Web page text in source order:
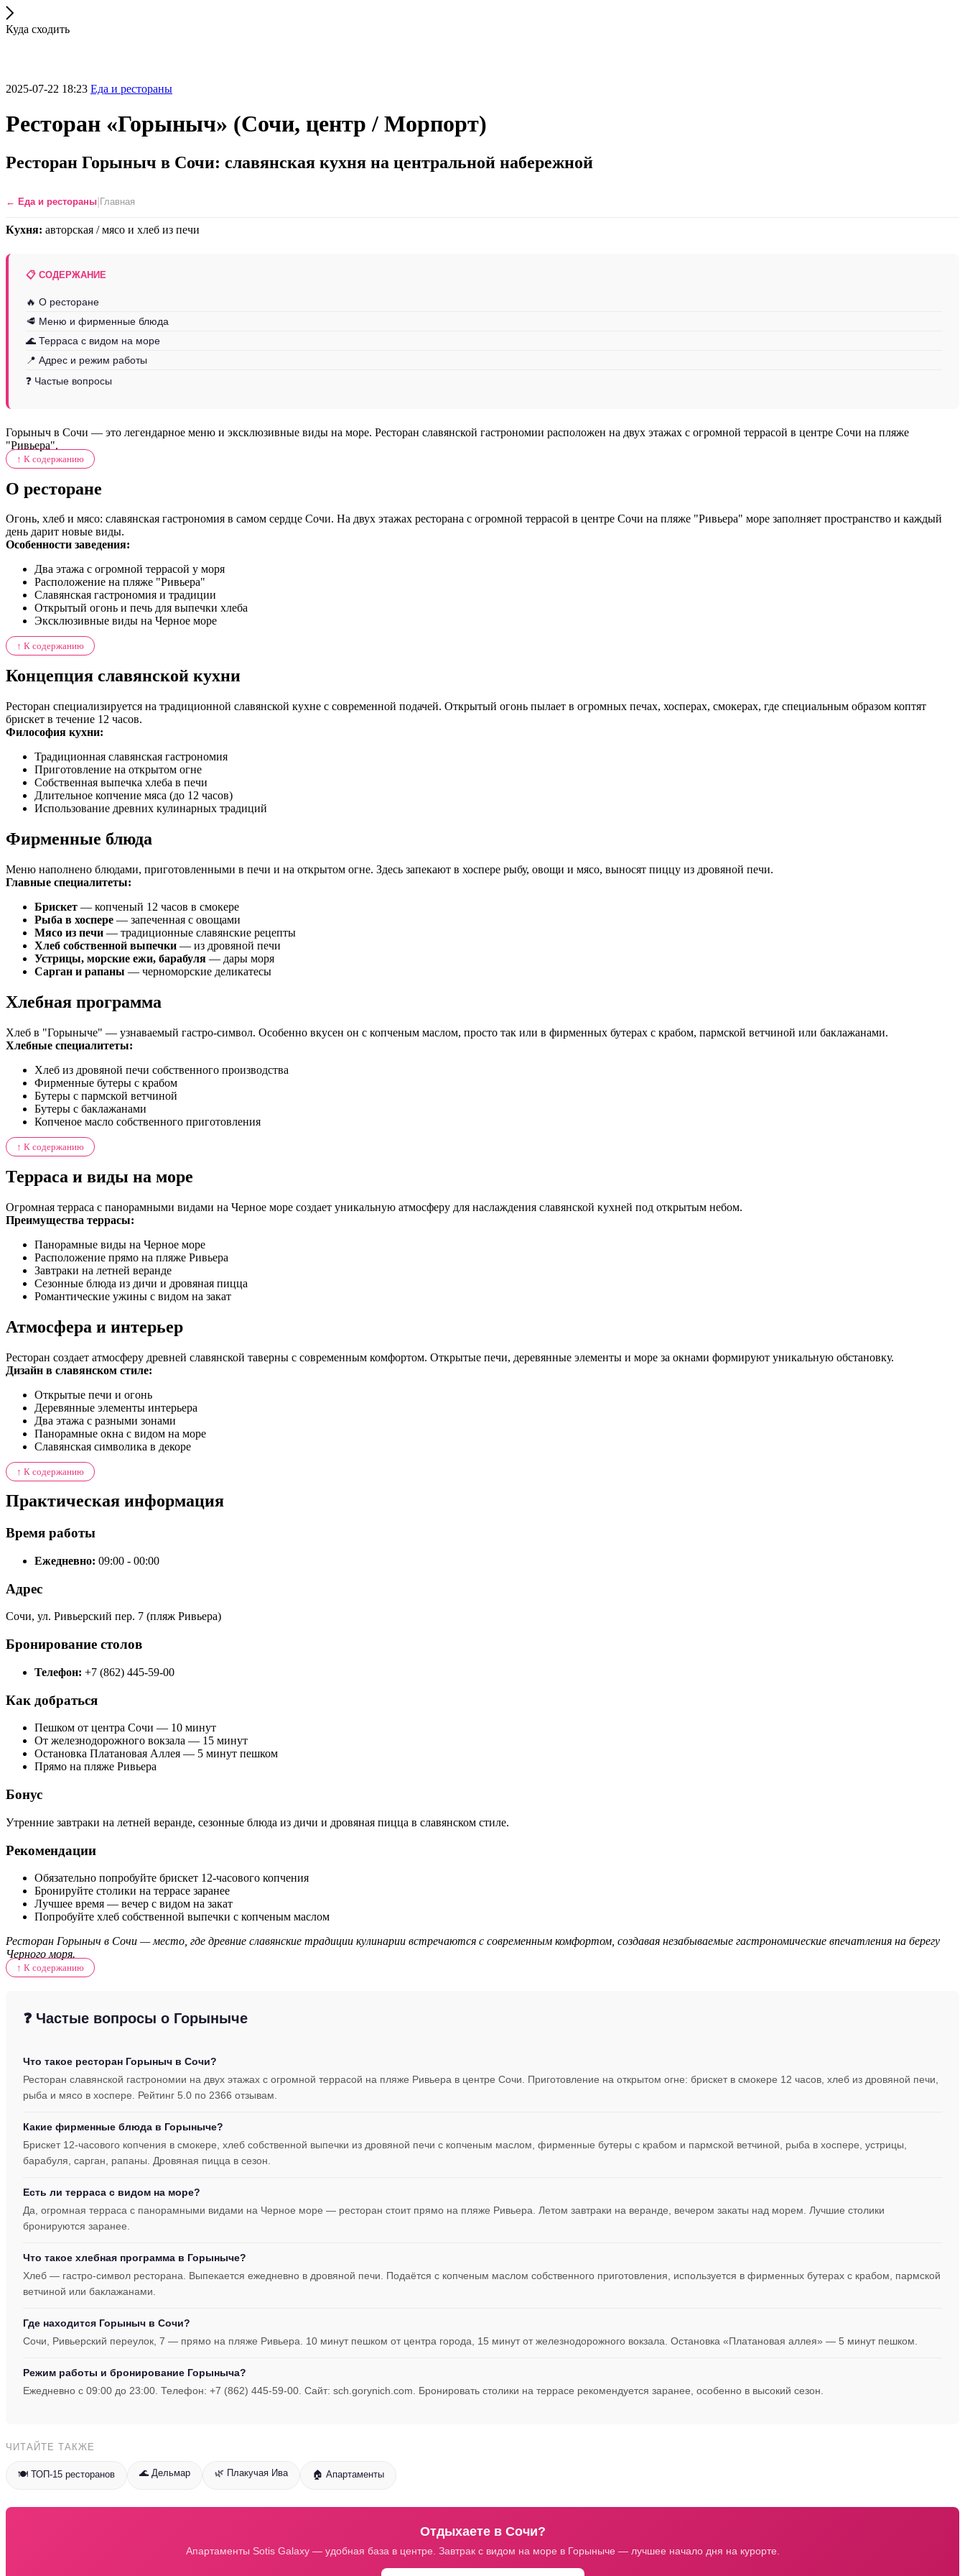
Куда сходить
2025-07-22 18:23 Еда и рестораны
Ресторан «Горыныч» (Сочи, центр / Морпорт)
Ресторан Горыныч в Сочи: славянская кухня на центральной набережной
← Еда и рестораны Главная
Кухня: авторская / мясо и хлеб из печи
📋 СОДЕРЖАНИЕ
🔥 О ресторане
🥩 Меню и фирменные блюда
🌊 Терраса с видом на море
📍 Адрес и режим работы
❓ Частые вопросы
Горыныч в Сочи — это легендарное меню и эксклюзивные виды на море. Ресторан славянской гастрономии расположен на двух этажах с огромной террасой в центре Сочи на пляже
"Ривьера".
↑ К содержанию
О ресторане
Огонь, хлеб и мясо: славянская гастрономия в самом сердце Сочи. На двух этажах ресторана с огромной террасой в центре Сочи на пляже "Ривьера" море заполняет пространство и каждый
день дарит новые виды.
Особенности заведения:
Два этажа с огромной террасой у моря
Расположение на пляже "Ривьера"
Славянская гастрономия и традиции
Открытый огонь и печь для выпечки хлеба
Эксклюзивные виды на Черное море
↑ К содержанию
Концепция славянской кухни
Ресторан специализируется на традиционной славянской кухне с современной подачей. Открытый огонь пылает в огромных печах, хосперах, смокерах, где специальным образом коптят
брискет в течение 12 часов.
Философия кухни:
Традиционная славянская гастрономия
Приготовление на открытом огне
Собственная выпечка хлеба в печи
Длительное копчение мяса (до 12 часов)
Использование древних кулинарных традиций
Фирменные блюда
Меню наполнено блюдами, приготовленными в печи и на открытом огне. Здесь запекают в хоспере рыбу, овощи и мясо, выносят пиццу из дровяной печи.
Главные специалитеты:
Брискет — копченый 12 часов в смокере
Рыба в хоспере — запеченная с овощами
Мясо из печи — традиционные славянские рецепты
Хлеб собственной выпечки — из дровяной печи
Устрицы, морские ежи, барабуля — дары моря
Сарган и рапаны — черноморские деликатесы
Хлебная программа
Хлеб в "Горыныче" — узнаваемый гастро-символ. Особенно вкусен он с копченым маслом, просто так или в фирменных бутерах с крабом, пармской ветчиной или баклажанами.
Хлебные специалитеты:
Хлеб из дровяной печи собственного производства
Фирменные бутеры с крабом
Бутеры с пармской ветчиной
Бутеры с баклажанами
Копченое масло собственного приготовления
↑ К содержанию
Терраса и виды на море
Огромная терраса с панорамными видами на Черное море создает уникальную атмосферу для наслаждения славянской кухней под открытым небом.
Преимущества террасы:
Панорамные виды на Черное море
Расположение прямо на пляже Ривьера
Завтраки на летней веранде
Сезонные блюда из дичи и дровяная пицца
Романтические ужины с видом на закат
Атмосфера и интерьер
Ресторан создает атмосферу древней славянской таверны с современным комфортом. Открытые печи, деревянные элементы и море за окнами формируют уникальную обстановку.
Дизайн в славянском стиле:
Открытые печи и огонь
Деревянные элементы интерьера
Два этажа с разными зонами
Панорамные окна с видом на море
Славянская символика в декоре
↑ К содержанию
Практическая информация
Время работы
Ежедневно: 09:00 - 00:00
Адрес
Сочи, ул. Ривьерский пер. 7 (пляж Ривьера)
Бронирование столов
Телефон: +7 (862) 445-59-00
Как добраться
Пешком от центра Сочи — 10 минут
От железнодорожного вокзала — 15 минут
Остановка Платановая Аллея — 5 минут пешком
Прямо на пляже Ривьера
Бонус
Утренние завтраки на летней веранде, сезонные блюда из дичи и дровяная пицца в славянском стиле.
Рекомендации
Обязательно попробуйте брискет 12-часового копчения
Бронируйте столики на террасе заранее
Лучшее время — вечер с видом на закат
Попробуйте хлеб собственной выпечки с копченым маслом
Ресторан Горыныч в Сочи — место, где древние славянские традиции кулинарии встречаются с современным комфортом, создавая незабываемые гастрономические впечатления на берегу
Черного моря.
↑ К содержанию
❓ Частые вопросы о Горыныче
Что такое ресторан Горыныч в Сочи?
Ресторан славянской гастрономии на двух этажах с огромной террасой на пляже Ривьера в центре Сочи. Приготовление на открытом огне: брискет в смокере 12 часов, хлеб из дровяной печи,
рыба и мясо в хоспере. Рейтинг 5.0 по 2366 отзывам.
Какие фирменные блюда в Горыныче?
Брискет 12-часового копчения в смокере, хлеб собственной выпечки из дровяной печи с копченым маслом, фирменные бутеры с крабом и пармской ветчиной, рыба в хоспере, устрицы,
барабуля, сарган, рапаны. Дровяная пицца в сезон.
Есть ли терраса с видом на море?
Да, огромная терраса с панорамными видами на Черное море — ресторан стоит прямо на пляже Ривьера. Летом завтраки на веранде, вечером закаты над морем. Лучшие столики
бронируются заранее.
Что такое хлебная программа в Горыныче?
Хлеб — гастро-символ ресторана. Выпекается ежедневно в дровяной печи. Подаётся с копченым маслом собственного приготовления, используется в фирменных бутерах с крабом, пармской
ветчиной или баклажанами.
Где находится Горыныч в Сочи?
Сочи, Ривьерский переулок, 7 — прямо на пляже Ривьера. 10 минут пешком от центра города, 15 минут от железнодорожного вокзала. Остановка «Платановая аллея» — 5 минут пешком.
Режим работы и бронирование Горыныча?
Ежедневно с 09:00 до 23:00. Телефон: +7 (862) 445-59-00. Сайт: sch.gorynich.com. Бронировать столики на террасе рекомендуется заранее, особенно в высокий сезон.
ЧИТАЙТЕ ТАКЖЕ
🍽️ ТОП-15 ресторанов 🌊 Дельмар 🌿 Плакучая Ива 🏠 Апартаменты
Отдыхаете в Сочи?
Апартаменты Sotis Galaxy — удобная база в центре. Завтрак с видом на море в Горыныче — лучшее начало дня на курорте.